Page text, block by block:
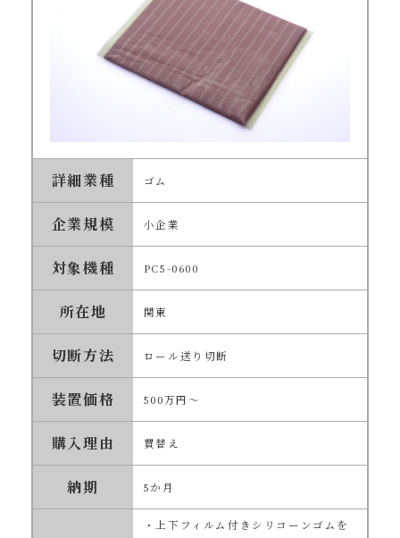
詳細業種 ゴム
企業規模 小企業
対象機種 PC5-0600
所在地 関東
切断方法 ロール送り切断
装置価格 500万円～
購入理由 買替え
納期 5か月
・上下フィルム付きシリコーンゴムを